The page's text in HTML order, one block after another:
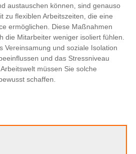
austauschen können, sind genauso
zu flexiblen Arbeitszeiten, die eine
ermöglichen. Diese Maßnahmen
die Mitarbeiter weniger isoliert fühlen.
Vereinsamung und soziale Isolation
und das Stressniveau
müssen Sie solche
schaffen.